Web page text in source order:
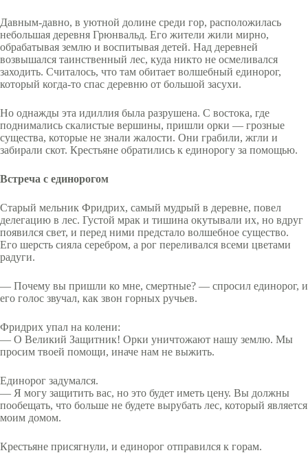
Давным-давно, в уютной долине среди гор, расположилась
небольшая деревня Грюнвальд. Его жители жили мирно,
обрабатывая землю и воспитывая детей. Над деревней
возвышался таинственный лес, куда никто не осмеливался
заходить. Считалось, что там обитает волшебный единорог,
который когда-то спас деревню от большой засухи.
Но однажды эта идиллия была разрушена. С востока, где
поднимались скалистые вершины, пришли орки — грозные
существа, которые не знали жалости. Они грабили, жгли и
забирали скот. Крестьяне обратились к единорогу за помощью.
Встреча с единорогом
Старый мельник Фридрих, самый мудрый в деревне, повел
делегацию в лес. Густой мрак и тишина окутывали их, но вдруг
появился свет, и перед ними предстало волшебное существо.
Его шерсть сияла серебром, а рог переливался всеми цветами
радуги.
— Почему вы пришли ко мне, смертные? — спросил единорог, и
его голос звучал, как звон горных ручьев.
Фридрих упал на колени:
— О Великий Защитник! Орки уничтожают нашу землю. Мы
просим твоей помощи, иначе нам не выжить.
Единорог задумался.
— Я могу защитить вас, но это будет иметь цену. Вы должны
пообещать, что больше не будете вырубать лес, который является
моим домом.
Крестьяне присягнули, и единорог отправился к горам.